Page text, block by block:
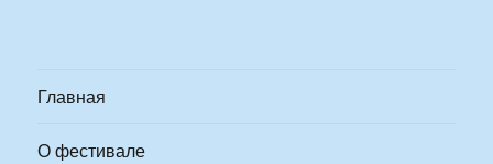
Главная
О фестивале